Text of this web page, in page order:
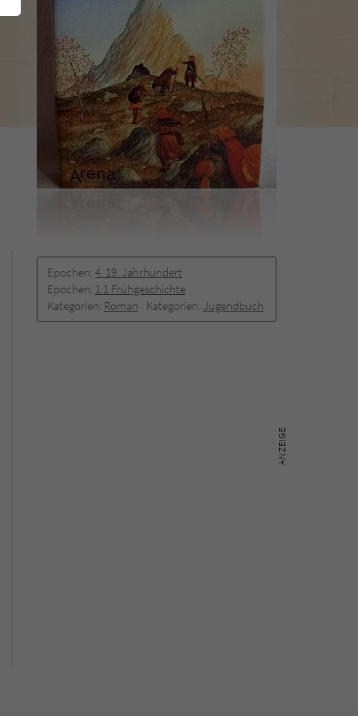
Epochen: 4. 19. Jahrhundert
Epochen: 1.1 Frühgeschichte
Kategorien: Roman Kategorien: Jugendbuch